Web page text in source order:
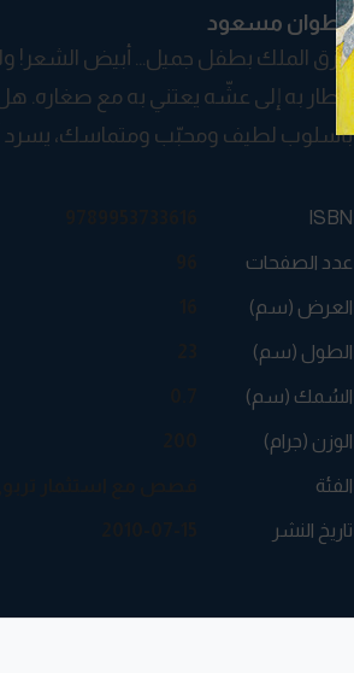
انطوان مسعود
يرزق الملك بطفل جميل… أبيض الشعر!
فطار به إلى عشّه يعتني به مع صغاره.
بأسلوب لطيف ومحبّب ومتماسك، يسرد
ISBN
عدد الصفحات
العرض (سم)
الطول (سم)
السُمك (سم)
الوزن (جرام)
الفئة
تاريخ النشر